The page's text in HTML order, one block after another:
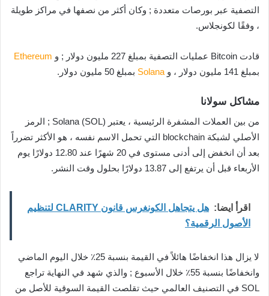
التصفية عبر بورصات متعددة ; وكان أكثر من نصفها في مراكز طويلة
، وفقًا لكونجلاس.
قادت Bitcoin عمليات التصفية بمبلغ 227 مليون دولار ; و
Ethereum
بمبلغ 141 مليون دولار ، و
Solana بمبلغ 50 مليون دولار.
مشاكل سولانا
من بين العملات المشفرة الرئيسية ، يعتبر Solana (SOL) ; الرمز
الأصلي لشبكة blockchain التي تحمل الاسم نفسه ، هو الأكثر تضرراً
بعد أن انخفض إلى أدنى مستوى في 20 شهرًا عند 12.80 دولارًا يوم
الأربعاء قبل أن يرتفع إلى 13.87 دولارًا بحلول وقت النشر.
اقرأ ايضا:
هل يتجاهل الكونغرس قانون CLARITY لتنظيم
الأصول الرقمية؟
لا يزال هذا انخفاضًا هائلاً في القيمة بنسبة 25٪ خلال اليوم الماضي
وانخفاضًا بنسبة 55٪ خلال الأسبوع ; والذي شهد في النهاية تراجع
SOL في التصنيف العالمي حيث تقلصت القيمة السوقية للأصل من